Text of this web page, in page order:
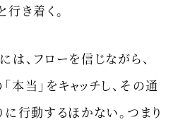
き着く。
は、フローを信じながら、
本当」をキャッチし、その通
に行動するほかない。つまり